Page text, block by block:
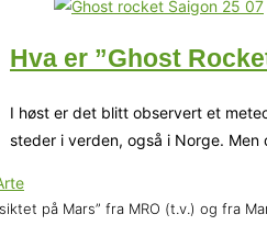
Hva er ”Ghost
I høst er det blitt observert et
steder i verden, også i Norge. Men
på Mars” fra MRO (t.v.) og fra